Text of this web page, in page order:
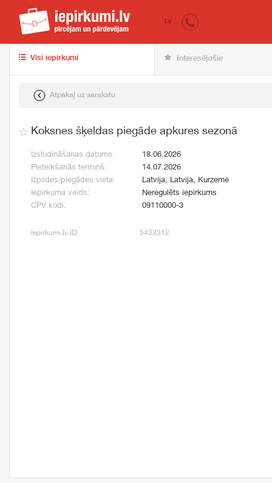
iepirkumi.lv
LV
Visi iepirkumi Interesējošie
Atpakaļ uz sarakstu
Koksnes šķeldas piegāde apkures sezonā
Izsludināšanas datums:
18.06.2026
Pieteikšanās termiņš:
14.07.2026
Izpildes/piegādes vieta:
Latvija, Latvija, Kurzeme
Iepirkuma veids:
Neregulēts iepirkums
CPV kodi:
09110000-3
Iepirkumi.lv ID: 5433312